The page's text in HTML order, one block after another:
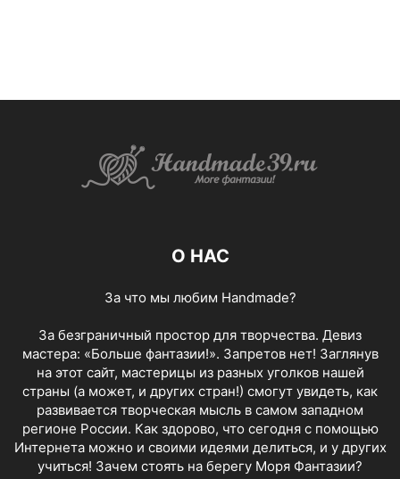
О НАС
За что мы любим Handmade?
За безграничный простор для творчества. Девиз
мастера: «Больше фантазии!». Запретов нет! Заглянув
на этот сайт, мастерицы из разных уголков нашей
страны (а может, и других стран!) смогут увидеть, как
развивается творческая мысль в самом западном
регионе России. Как здорово, что сегодня с помощью
Интернета можно и своими идеями делиться, и у других
учиться! Зачем стоять на берегу Моря Фантазии?